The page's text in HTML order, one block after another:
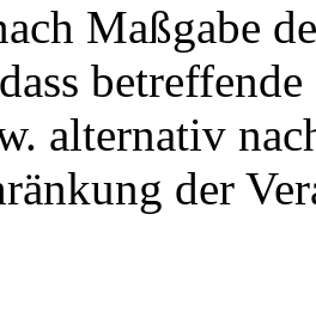
Maßgabe
alternativ
der